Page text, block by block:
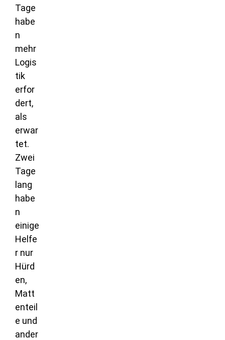
Tage
habe
n
mehr
Logis
tik
erfor
dert,
als
erwar
tet.
Zwei
Tage
lang
habe
n
einige
Helfe
r nur
Hürd
en,
Matt
enteil
e und
ander